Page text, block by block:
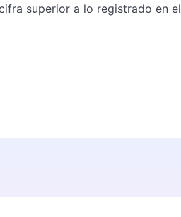
superior a lo registrado en el